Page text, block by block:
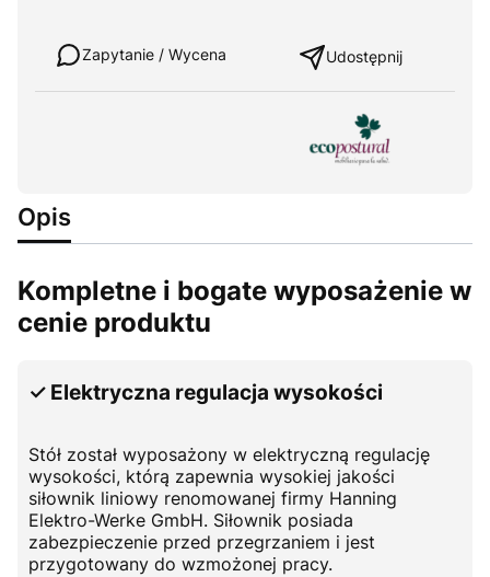
Zapytanie / Wycena Udostępnij
Opis
Kompletne i bogate wyposażenie w
cenie produktu
✓ Elektryczna regulacja wysokości
Stół został wyposażony w elektryczną regulację
wysokości, którą zapewnia wysokiej jakości
siłownik liniowy renomowanej firmy Hanning
Elektro-Werke GmbH. Siłownik posiada
zabezpieczenie przed przegrzaniem i jest
przygotowany do wzmożonej pracy.